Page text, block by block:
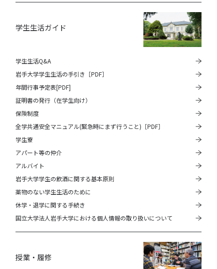
学生生活ガイド
学生生活Q&A
岩手大学学生生活の手引き［PDF］
年間行事予定表[PDF]
証明書の発行（在学生向け）
保険制度
全学共通安全マニュアル(緊急時にまず行うこと)［PDF］
学生寮
アパート等の仲介
アルバイト
岩手大学学生の飲酒に関する基本原則
薬物のない学生生活のために
休学・退学に関する手続き
国立大学法人岩手大学における個人情報の取り扱いについて
授業・履修